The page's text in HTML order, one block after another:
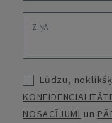
Lūdzu,
NOSACĪJUMI un